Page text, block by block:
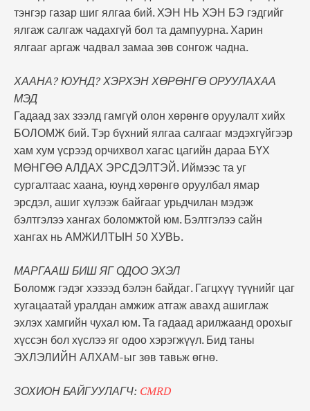
тэнгэр газар шиг ялгаа бий. ХЭН НЬ ХЭН БЭ гэдгийг
ялгаж салгаж чадахгүй бол та дампуурна. Харин
ялгааг аргаж чадвал замаа зөв сонгож чадна.
ХААНА? ЮУНД? ХЭРХЭН ХӨРӨНГӨ ОРУУЛАХАА
МЭД
Гадаад зах зээлд гамгүй олон хөрөнгө оруулалт хийх
БОЛОМЖ бий. Тэр бүхний ялгаа салгааг мэдэхгүйгээр
хам хум үсрээд орчихвол хагас цагийн дараа БҮХ
МӨНГӨӨ АЛДАХ ЭРСДЭЛТЭЙ. Иймээс та уг
сургалтаас хаана, юунд хөрөнгө оруулбал ямар
эрсдэл, ашиг хүлээж байгааг урьдчилан мэдэж
бэлтгэлээ хангах боломжтой юм. Бэлтгэлээ сайн
хангах нь АМЖИЛТЫН 50 ХУВЬ.
МАРГААШ БИШ ЯГ ОДОО ЭХЭЛ
Боломж гэдэг хэзээд бэлэн байдаг. Гагцхүү түүнийг цаг
хугацаатай уралдан амжиж атгаж авахд ашиглаж
эхлэх хамгийн чухал юм. Та гадаад арилжаанд орохыг
хүссэн бол хүслээ яг одоо хэрэгжүүл. Бид таны
ЭХЛЭЛИЙН АЛХАМ-ыг зөв тавьж өгнө.
ЗОХИОН БАЙГУУЛАГЧ: CMRD